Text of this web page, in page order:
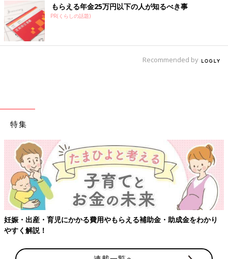
もらえる年金25万円以下の人が知るべき事
PR(くらしの話題)
Recommended by
特集
妊娠・出産・育児にかかる費用やもらえる補助金・助成金をわかり
やすく解説！